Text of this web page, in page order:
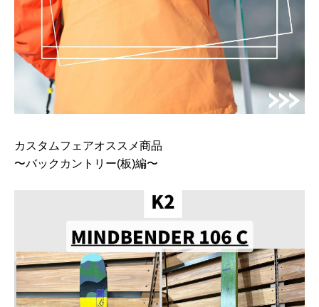
カスタムフェアオススメ商品
〜バックカントリー(板)編〜